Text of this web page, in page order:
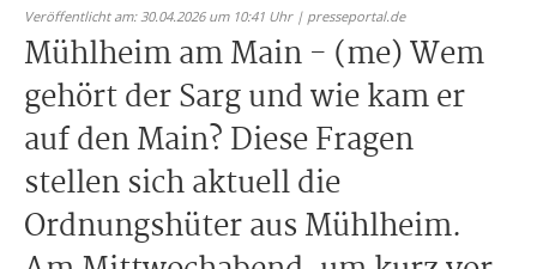
Veröffentlicht am: 30.04.2026 um 10:41 Uhr | presseportal.de
Mühlheim am Main - (me) Wem
gehört der Sarg und wie kam er
auf den Main? Diese Fragen
stellen sich aktuell die
Ordnungshüter aus Mühlheim.